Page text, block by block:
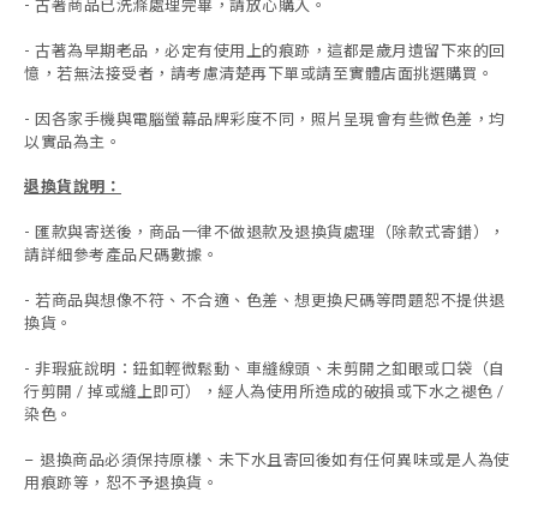
- 古著商品已洗滌處理完畢，請放心購入。
- 古著為早期老品，必定有使用上的痕跡，這都是歲月遺留下來的回
憶，若無法接受者，請考慮清楚再下單或請至實體店面挑選購買。
- 因各家手機與電腦螢幕品牌彩度不同，照片呈現會有些微色差，均
以實品為主。
退換貨說明：
- 匯款與寄送後，商品一律不做退款及退換貨處理（除款式寄錯），
請詳細參考產品尺碼數據 。
- 若商品與想像不符、不合適、色差、想更換尺碼等問題恕不提供退
換貨。
- 非瑕疵說明：鈕釦輕微鬆動、車縫線頭、未剪開之釦眼或口袋（自
行剪開 / 掉或縫上即可），經人為使用所造成的破損或下水之褪色 /
染色。
- 退換商品必須保持原樣、未下水且寄回後如有任何異味或是人為使
用痕跡等 ， 恕不予退換貨。